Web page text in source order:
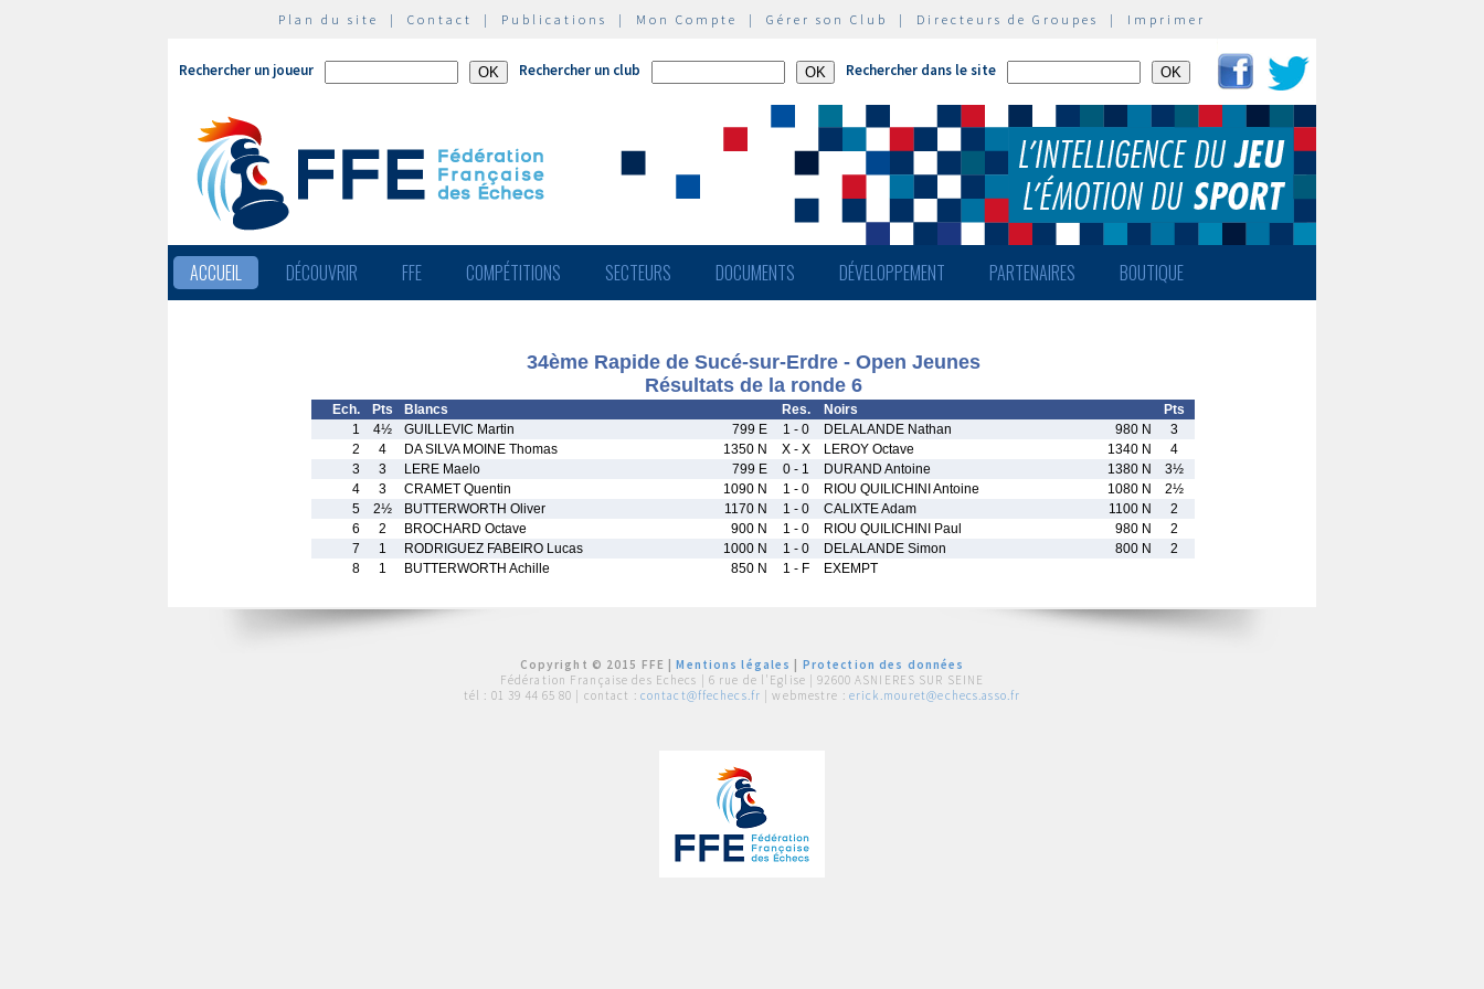
Plan du site | Contact | Publications | Mon Compte | Gérer son Club | Directeurs de Groupes | Imprimer
Rechercher un joueur Rechercher un club Rechercher dans le site
ACCUEIL DÉCOUVRIR FFE COMPÉTITIONS SECTEURS DOCUMENTS DÉVELOPPEMENT PARTENAIRES BOUTIQUE
34ème Rapide de Sucé-sur-Erdre - Open Jeunes
Résultats de la ronde 6
Ech. Pts Blancs Res. Noirs
Pts
1
4½ GUILLEVIC Martin 799 E 1 - 0 DELALANDE Nathan 980 N
3
2
4 DA SILVA MOINE Thomas 1350 N X - X LEROY Octave 1340 N
4
3
3 LERE Maelo 799 E 0 - 1 DURAND Antoine 1380 N
3½
4
3 CRAMET Quentin 1090 N 1 - 0 RIOU QUILICHINI Antoine 1080 N
2½
5
2½ BUTTERWORTH Oliver 1170 N 1 - 0 CALIXTE Adam 1100 N
2
6
2 BROCHARD Octave 900 N 1 - 0 RIOU QUILICHINI Paul 980 N
2
7
1 RODRIGUEZ FABEIRO Lucas 1000 N 1 - 0 DELALANDE Simon 800 N
2
8
1 BUTTERWORTH Achille 850 N 1 - F EXEMPT
Copyright © 2015 FFE |Mentions légales
Protection des données
Fédération Française des Echecs | 6 rue de l'Eglise | 92600 ASNIERES SUR SEINE
tél : 01 39 44 65 80 | contact : contact@ffechecs.fr | webmestre : erick.mouret@echecs.asso.fr